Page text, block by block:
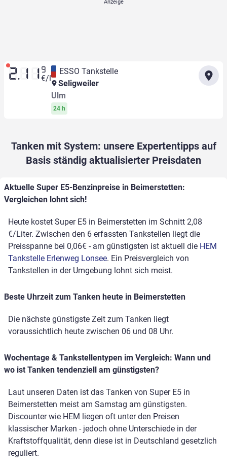
2.11 9
€/l
ESSO Tankstelle
Seligweiler
Ulm
24 h
Tanken mit System: unsere Expertentipps auf
Basis ständig aktualisierter Preisdaten
Aktuelle Super E5-Benzinpreise in Beimerstetten:
Vergleichen lohnt sich!
Heute kostet Super E5 in Beimerstetten im Schnitt 2,08
€/Liter. Zwischen den 6 erfassten Tankstellen liegt die
Preisspanne bei 0,06€ - am günstigsten ist aktuell die HEM
Tankstelle Erlenweg Lonsee. Ein Preisvergleich von
Tankstellen in der Umgebung lohnt sich meist.
Beste Uhrzeit zum Tanken heute in Beimerstetten
Die nächste günstigste Zeit zum Tanken liegt
voraussichtlich heute zwischen 06 und 08 Uhr.
Wochentage & Tankstellentypen im Vergleich: Wann und
wo ist Tanken tendenziell am günstigsten?
Laut unseren Daten ist das Tanken von Super E5 in
Beimerstetten meist am Samstag am günstigsten.
Discounter wie HEM liegen oft unter den Preisen
klassischer Marken - jedoch ohne Unterschiede in der
Kraftstoffqualität, denn diese ist in Deutschland gesetzlich
reguliert.